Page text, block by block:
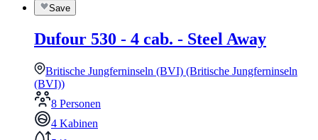
Save
Dufour 530 - 4 cab. - Steel Away
Britische Jungferninseln (BVI) (Britische Jungferninseln
(BVI))
8 Personen
4 Kabinen